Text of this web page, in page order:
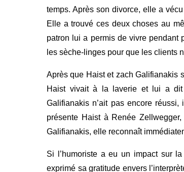
temps. Après son divorce, elle a
Elle a trouvé ces deux choses au
patron lui a permis de vivre pendant
les sèche-linges pour que les clients
Après que Haist et zach Galifianakis
Haist vivait à la laverie et lui a dit
Galifianakis n’ait pas encore
présente Haist à Renée
Galifianakis, elle reconnaît
Si l’humoriste a eu un impact sur
exprimé sa gratitude envers